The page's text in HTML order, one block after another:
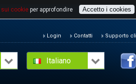
sui cookie per approfondire Accetto i cookies
Italiano
Login Contatti Supporto